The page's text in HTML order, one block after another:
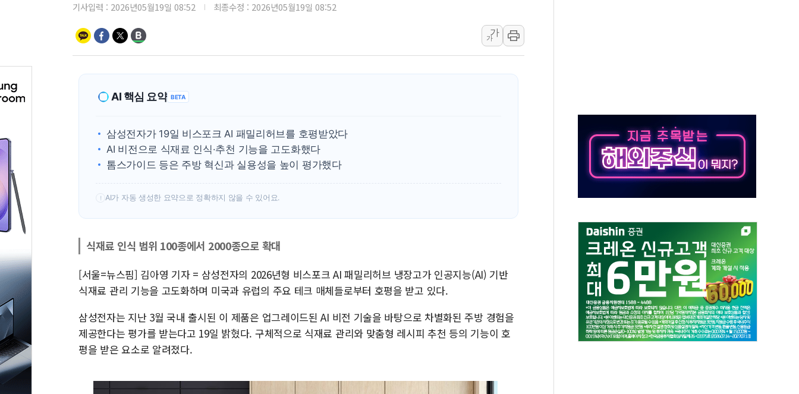
오세훈 "용산공원 주택 검토, 민주당 스스로 원칙 뒤집는 것"
충북 주말 무더위 지속…청주·진천 35도, 곳곳 소나기
트럼프, 쿡 연준 이사 해임 재추진…"26일까지 의혹 소명" 요구
유럽증시, 美 고용 예상 밖 부진에 연준 금리 인상 가능성 낮아지며 상승… STOXX 600 지수는 나흘 연속 최고치
기사입력 : 2026년05월19일 08:52 최종수정 : 2026년05월19일 08:52
가
가
AI 핵심 요약 BETA
삼성전자가 19일 비스포크 AI 패밀리허브를 호평받았다
AI 비전으로 식재료 인식·추천 기능을 고도화했다
톰스가이드 등은 주방 혁신과 실용성을 높이 평가했다
! AI가 자동 생성한 요약으로 정확하지 않을 수 있어요.
식재료 인식 범위 100종에서 2000종으로 확대
[서울=뉴스핌] 김아영 기자 = 삼성전자의 2026년형 비스포크 AI 패밀리허브 냉장고가 인공지능(AI) 기반
식재료 관리 기능을 고도화하며 미국과 유럽의 주요 테크 매체들로부터 호평을 받고 있다.
삼성전자는 지난 3월 국내 출시된 이 제품은 업그레이드된 AI 비전 기술을 바탕으로 차별화된 주방 경험을
제공한다는 평가를 받는다고 19일 밝혔다. 구체적으로 식재료 관리와 맞춤형 레시피 추천 등의 기능이 호
평을 받은 요소로 알려졌다.